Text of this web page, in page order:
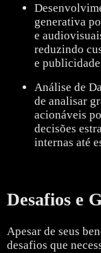
generativa
e
reduzindo
e
Análise de
de analisar
acionáveis
decisões
internas até
Desafios e
Apesar de seus
desafios que